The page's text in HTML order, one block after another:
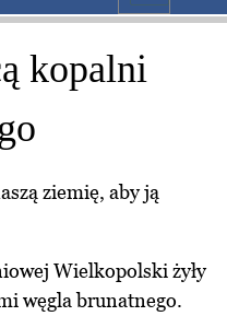
kopalni
ziemię, aby ją
Wielkopolski żyły
węgla brunatnego.